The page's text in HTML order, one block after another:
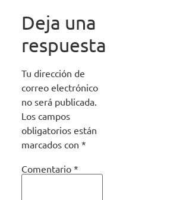
Deja una
respuesta
Tu dirección de
correo electrónico
no será publicada.
Los campos
obligatorios están
marcados con *
Comentario *